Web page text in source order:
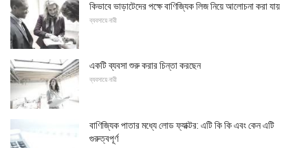
কিভাবে ভাড়াটেদের পক্ষে বাণিজ্যিক লিজ নিয়ে আলোচনা করা যায়
ব্যবসায়ে নারী
একটি ব্যবসা শুরু করার চিন্তা করছেন
ব্যবসায়ে নারী
বাণিজ্যিক পাতার মধ্যে লোড ফ্যাক্টর: এটি কি কি এবং কেন এটি
গুরুত্বপূর্ণ